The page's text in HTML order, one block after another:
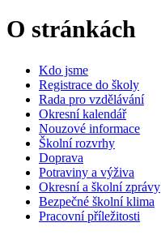
O stránkách
Kdo jsme
Registrace do školy
Rada pro vzdělávání
Okresní kalendář
Nouzové informace
Školní rozvrhy
Doprava
Potraviny a výživa
Okresní a školní zprávy
Bezpečné školní klima
Pracovní příležitosti